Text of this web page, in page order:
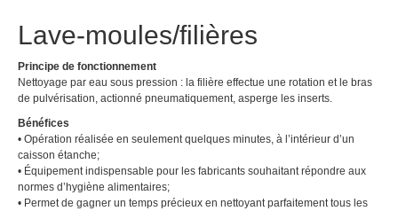
Lave-moules/filières
Principe de fonctionnement
Nettoyage par eau sous pression : la filière effectue une rotation et le bras
de pulvérisation, actionné pneumatiquement, asperge les inserts.
Bénéfices
• Opération réalisée en seulement quelques minutes, à l’intérieur d’un
caisson étanche;
• Équipement indispensable pour les fabricants souhaitant répondre aux
normes d’hygiène alimentaires;
• Permet de gagner un temps précieux en nettoyant parfaitement tous les